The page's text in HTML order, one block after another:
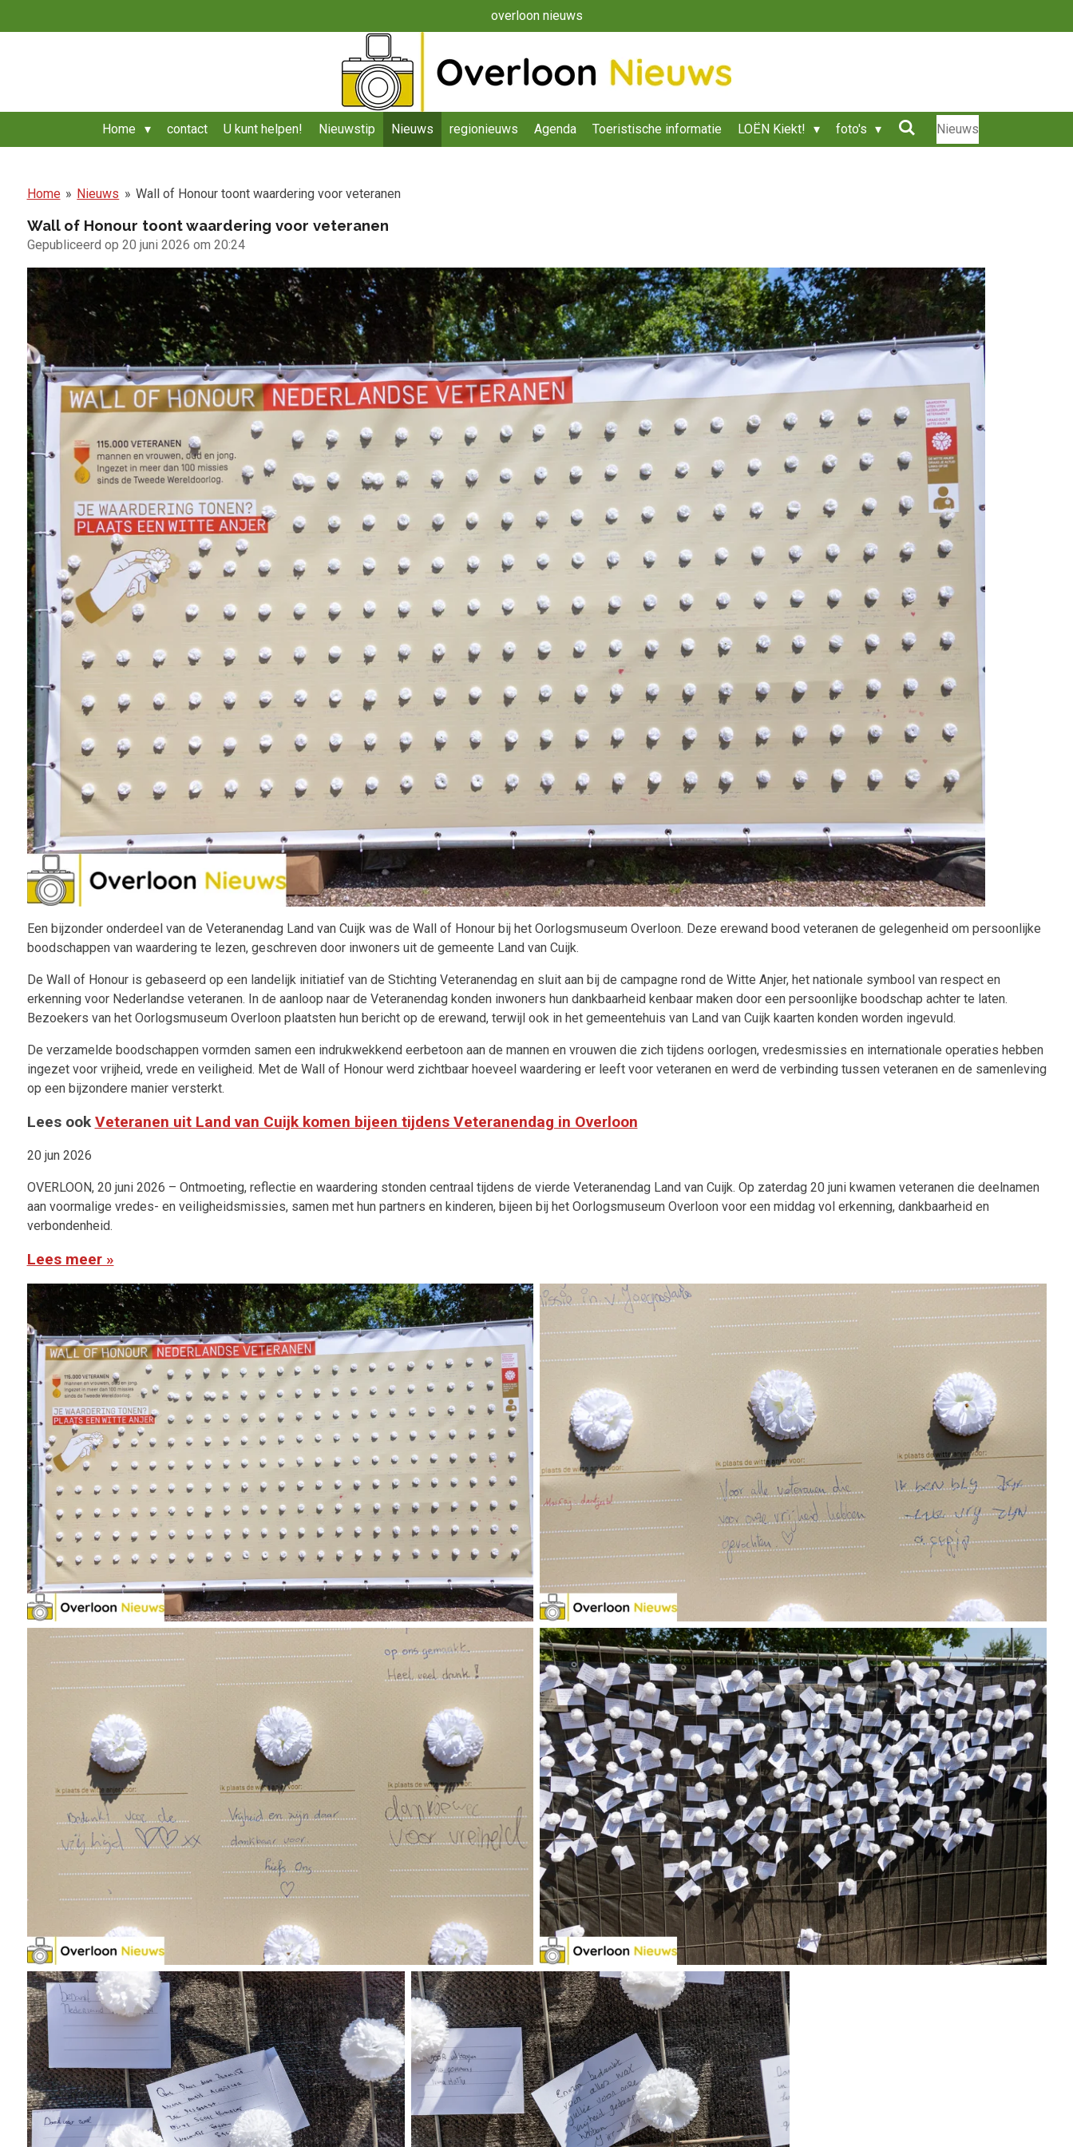
direct
overloon nieuws
Home contact U kunt helpen! Nieuwstip Nieuws regionieuws Agenda Toeristische informatie LOËN Kiekt! foto's Nieuws
Home » Nieuws » Wall of Honour toont waardering voor veteranen
Wall of Honour toont waardering voor veteranen
Gepubliceerd op 20 juni 2026 om 20:24
Een bijzonder onderdeel van de Veteranendag Land van Cuijk was de Wall of Honour bij het Oorlogsmuseum Overloon. Deze erewand bood veteranen de gelegenheid om persoonlijke
boodschappen van waardering te lezen, geschreven door inwoners uit de gemeente Land van Cuijk.
De Wall of Honour is gebaseerd op een landelijk initiatief van de Stichting Veteranendag en sluit aan bij de campagne rond de Witte Anjer, het nationale symbool van respect en
erkenning voor Nederlandse veteranen. In de aanloop naar de Veteranendag konden inwoners hun dankbaarheid kenbaar maken door een persoonlijke boodschap achter te laten.
Bezoekers van het Oorlogsmuseum Overloon plaatsten hun bericht op de erewand, terwijl ook in het gemeentehuis van Land van Cuijk kaarten konden worden ingevuld.
De verzamelde boodschappen vormden samen een indrukwekkend eerbetoon aan de mannen en vrouwen die zich tijdens oorlogen, vredesmissies en internationale operaties hebben
ingezet voor vrijheid, vrede en veiligheid. Met de Wall of Honour werd zichtbaar hoeveel waardering er leeft voor veteranen en werd de verbinding tussen veteranen en de samenleving
op een bijzondere manier versterkt.
Lees ook Veteranen uit Land van Cuijk komen bijeen tijdens Veteranendag in Overloon
20 jun 2026
OVERLOON, 20 juni 2026 – Ontmoeting, reflectie en waardering stonden centraal tijdens de vierde Veteranendag Land van Cuijk. Op zaterdag 20 juni kwamen veteranen die deelnamen
aan voormalige vredes- en veiligheidsmissies, samen met hun partners en kinderen, bijeen bij het Oorlogsmuseum Overloon voor een middag vol erkenning, dankbaarheid en
verbondenheid.
Lees meer »